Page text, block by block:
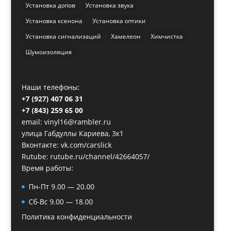
Установка допов
Установка звука
Установка ксенона
Установка оптики
Установка сигнализаций
Хамелеон
Химчистка
Шумоизоляция
Наши телефоны:
+7 (927) 407 06 31
+7 (843) 259 65 00
email: vinyl16@rambler.ru
улица Габдуллы Кариева, 3к1
Вконтакте: vk.com/carslick
Rutube: rutube.ru/channel/42664057/
Время работы:
Пн-Пт 9.00 — 20.00
Сб-Вс 9.00 — 18.00
Политика конфиденциальности